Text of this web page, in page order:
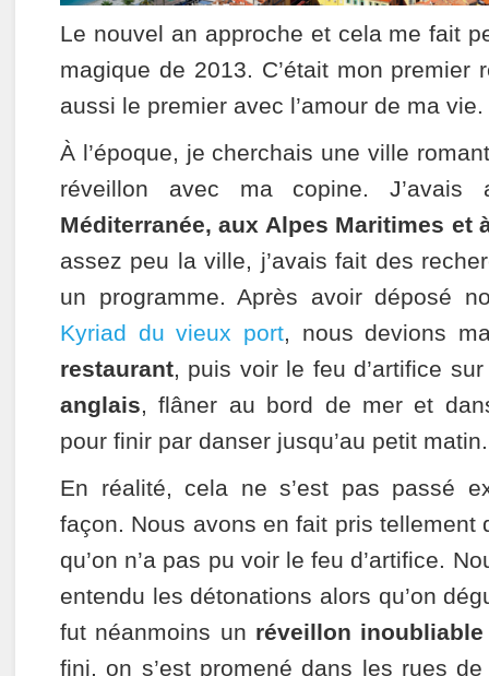
Le nouvel an approche et cela me fait
magique de 2013. C’était mon premier
aussi le premier avec l’amour de ma vie.
À l’époque, je cherchais une ville
réveillon avec ma copine.
Méditerranée, aux Alpes Maritimes et
assez peu la ville, j’avais fait des
un programme. Après avoir déposé
Kyriad du vieux port, nous devions
restaurant, puis voir le feu d’artifice
anglais, flâner au bord de mer et
pour finir par danser jusqu’au petit matin.
En réalité, cela ne s’est pas passé
façon. Nous avons en fait pris tellement
qu’on n’a pas pu voir le feu d’artifice.
entendu les détonations alors qu’on
fut néanmoins un réveillon inoubliable
fini, on s’est promené dans les rues